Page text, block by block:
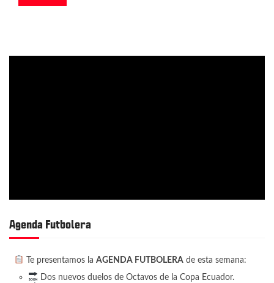
Agenda Futbolera
Te presentamos la AGENDA FUTBOLERAde esta semana:
Dos nuevos duelos de Octavos de la Copa Ecuador.